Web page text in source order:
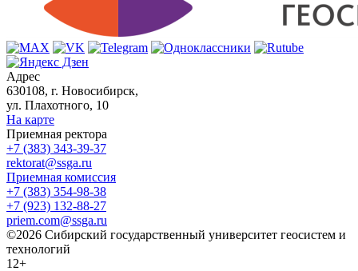
Адрес
630108, г. Новосибирск,
ул. Плахотного, 10
На карте
Приемная ректора
+7 (383) 343-39-37
rektorat@ssga.ru
Приемная комиссия
+7 (383) 354-98-38
+7 (923) 132-88-27
priem.com@ssga.ru
©2026 Сибирский государственный университет геосистем и
технологий
12+